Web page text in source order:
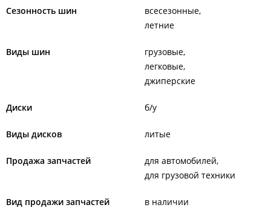
Сезонность шин
всесезонные
летние
Виды шин
грузовые
легковые
джиперские
Диски б/у
Виды дисков литые
Продажа запчастей
для автомобилей
для грузовой техники
Вид продажи запчастей в наличии